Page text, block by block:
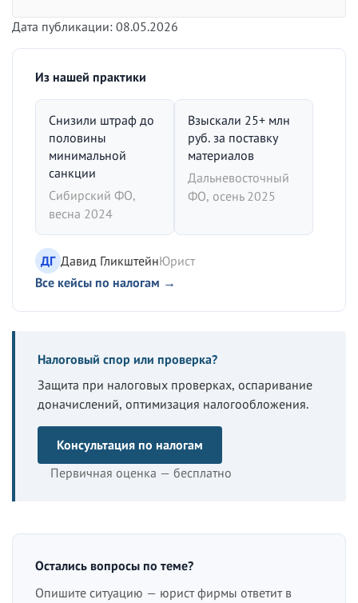
Дата публикации: 08.05.2026
Из нашей практики
Снизили штраф до
половины
минимальной
санкции
Сибирский ФО,
весна 2024
Взыскали 25+ млн
руб. за поставку
материалов
Дальневосточный
ФО, осень 2025
ДГ Давид ГликштейнЮрист
Все кейсы по налогам →
Налоговый спор или проверка?
Защита при налоговых проверках, оспаривание
доначислений, оптимизация налогообложения.
Консультация по налогам
Первичная оценка — бесплатно
Остались вопросы по теме?
Опишите ситуацию — юрист фирмы ответит в